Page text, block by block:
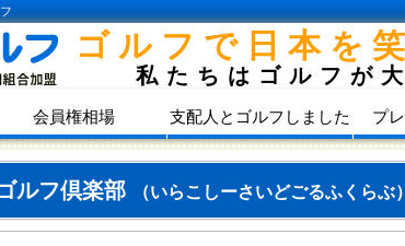
ゴルフで日本を
私たちはゴルフが
会員権相場 支配人とゴルフしました プ
ルフ倶楽部 （いらこしーさいどごるふくらぶ）